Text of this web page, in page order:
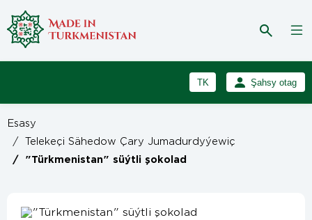
TK
RU
Şahsy otag
Esasy
/ Telekeçi Sähedow Çary Jumadurdyýewiç
/ "Türkmenistan" süýtli şokolad